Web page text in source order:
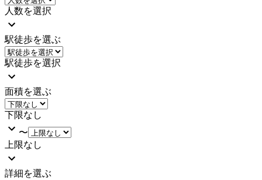
人数を選択
駅徒歩を選ぶ
駅徒歩を選択
面積を選ぶ
下限なし
〜
上限なし
詳細を選ぶ